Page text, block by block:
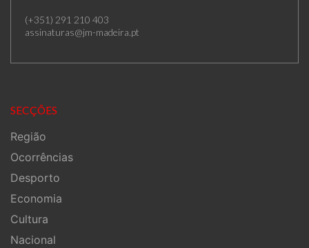
(+351) 291 210 403
assinaturas@jm-madeira.pt
SECÇÕES
Região
Ocorrências
Desporto
Economia
Cultura
Nacional